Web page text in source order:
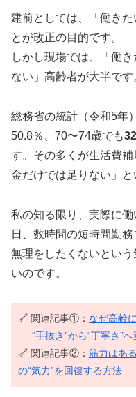
建前としては、「働き
とが改正の目的です。
しかし現場では、「働
ない」高齢者が大半です
総務省の統計（令和5年
50.8％、70〜74歳でも
す。その多くが生活費
金だけでは足りない」と
私の知る限り、実際に
日、数時間の短時間勤
無理をしたくないとい
いのです。
🔗 関連記事①： なぜ高齢
──“手抜き”から“丁寧さ”
🔗 関連記事②： 筋力はあ
の“気力”を回復する方法